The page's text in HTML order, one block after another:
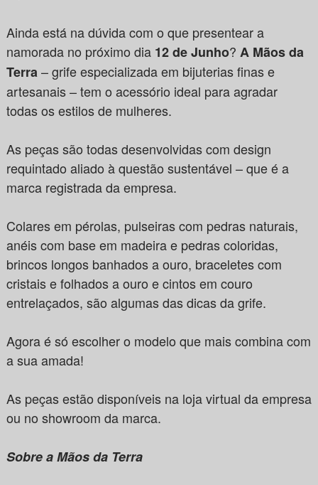
Ainda está na dúvida com o que presentear a
namorada no próximo dia 12 de Junho? A Mãos da
Terra– grife especializada em bijuterias finas e
artesanais – tem o acessório ideal para agradar
todas os estilos de mulheres.
As peças são todas desenvolvidas com design
requintado aliado à questão sustentável – que é a
marca registrada da empresa.
Colares em pérolas, pulseiras com pedras naturais,
anéis com base em madeira e pedras coloridas,
brincos longos banhados a ouro, braceletes com
cristais e folhados a ouro e cintos em couro
entrelaçados, são algumas das dicas da grife.
Agora é só escolher o modelo que mais combina com
a sua amada!
As peças estão disponíveis na loja virtual da empresa
ou no showroom da marca.
Sobre a Mãos da Terra